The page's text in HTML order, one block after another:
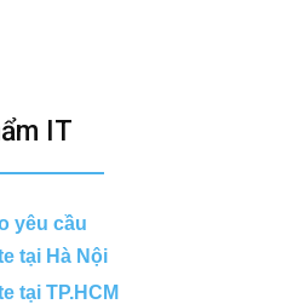
IT
yêu cầu
tại Hà Nội
tại TP.HCM